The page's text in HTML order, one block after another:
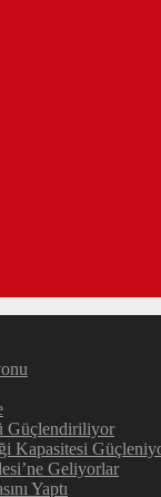
Güçlendiriliyor
Kapasitesi
Geliyorlar
Yaptı